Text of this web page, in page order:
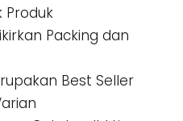
Produk
Packing dan
Best Seller